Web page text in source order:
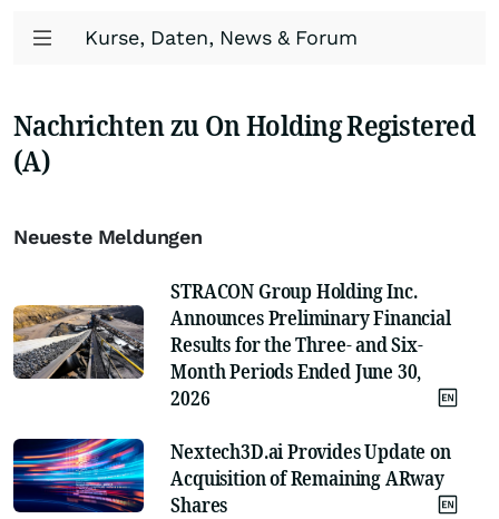
Kurse, Daten, News & Forum
Nachrichten zu On Holding Registered
(A)
Neueste Meldungen
STRACON Group Holding Inc.
Announces Preliminary Financial
Results for the Three- and Six-
Month Periods Ended June 30,
2026
Nextech3D.ai Provides Update on
Acquisition of Remaining ARway
Shares